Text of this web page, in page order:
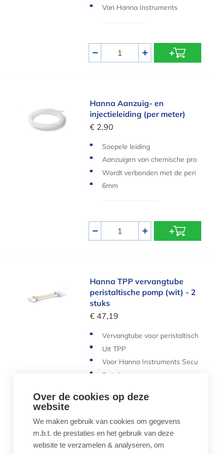
Van Hanna Instruments
+
Hanna Aanzuig- en injectieleiding (per meter)
Hanna Aanzuig- en
injectieleiding (per meter)
€ 2,90
Soepele leiding
Aanzuigen van chemische pro
ducten
Wordt verbonden met de peri
staltische slang
6mm
+
Hanna TPP vervangtube peristaltische pomp
Hanna TPP vervangtube
peristaltische pomp (wit) - 2
stuks
€ 47,19
Vervangtube voor peristaltisch
e pomp
Uit TPP
Voor Hanna Instruments Secu
rity Plus Cloud
2 stuks
- +
Over de cookies op deze
website
We maken gebruik van cookies om gegevens
m.b.t. de prestaties en het gebruik van deze
website te verzamelen & analyseren, om